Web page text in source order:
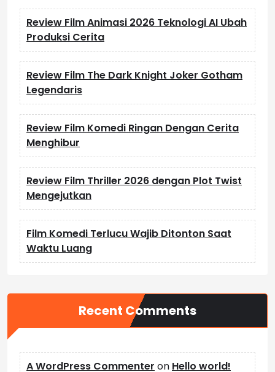
Review Film Animasi 2026 Teknologi AI Ubah
Produksi Cerita
Review Film The Dark Knight Joker Gotham
Legendaris
Review Film Komedi Ringan Dengan Cerita
Menghibur
Review Film Thriller 2026 dengan Plot Twist
Mengejutkan
Film Komedi Terlucu Wajib Ditonton Saat
Waktu Luang
Recent Comments
A WordPress Commenter on Hello world!